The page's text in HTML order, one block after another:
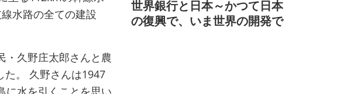
水路の全ての建設
・久野庄太郎さんと農
た。 久野さんは1947
に水を引くことを思い
世界銀行と日本～かつて日本
の復興で、いま世界の開発で